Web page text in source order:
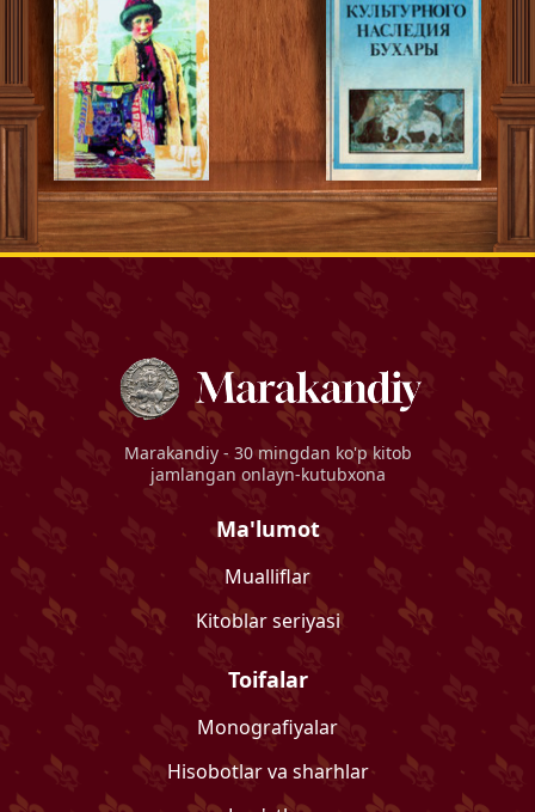
Marakandiy - 30 mingdan ko'p kitob
jamlangan onlayn-kutubxona
Ma'lumot
Mualliflar
Kitoblar seriyasi
Toifalar
Monografiyalar
Hisobotlar va sharhlar